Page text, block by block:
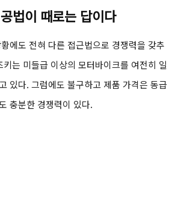
법이 때로는 답이다
에도 전혀 다른 접근법으로 경쟁력을 갖추
는 미들급 이상의 모터바이크를 여전히 일
있다. 그럼에도 불구하고 제품 가격은 동급
충분한 경쟁력이 있다.